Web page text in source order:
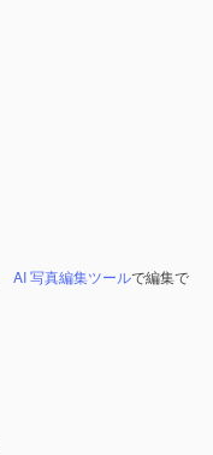
AI 写真編集ツールで編集で